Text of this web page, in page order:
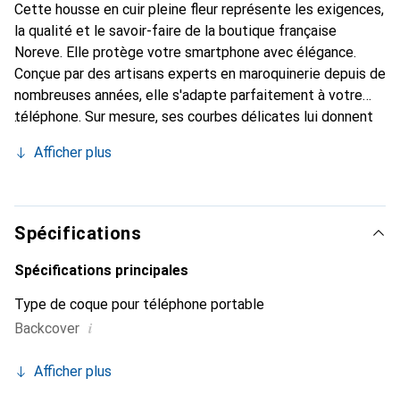
Cette housse en cuir pleine fleur représente les exigences,
la qualité et le savoir-faire de la boutique française
Noreve. Elle protège votre smartphone avec élégance.
Conçue par des artisans experts en maroquinerie depuis de
nombreuses années, elle s'adapte parfaitement à votre
téléphone. Sur mesure, ses courbes délicates lui donnent
et indispensable de votre smartphone. Reconnaître
marque Noreve est un choix sûr pour une clientèle
exigeante.
Afficher plus
Spécifications
Spécifications principales
Type de coque pour téléphone portable
Backcover i
Afficher plus